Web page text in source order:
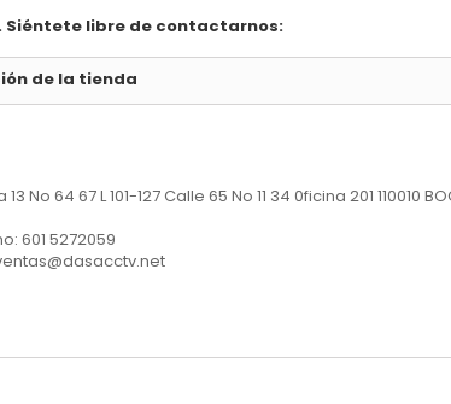
libre de contactarnos:
de la tienda
No 64 67 L 101-127Calle 65 No 11 34 0ficina 201 110010
601 5272059